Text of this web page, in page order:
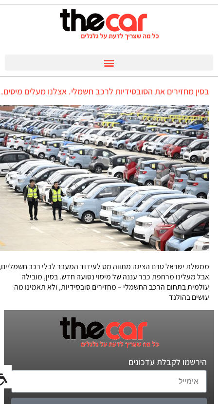
בסין מחזירים את הסובסידיות לרכב חשמלי. אצלנו מעלים מיסים.
ממשלת ישראל טרם הציגה מתווה מס לעידוד המעבר לכלי רכב חשמליים,
אבל מעלינו מרחפת כבר עננה של מיסוי נסועה חדש. בסין, מובילה
עולמית בתחום הרכב החשמלי – מחזירים סובסידיות, ולא תאמינו מה
עושים בהולנד
הירשמו לקבלת עדכונים